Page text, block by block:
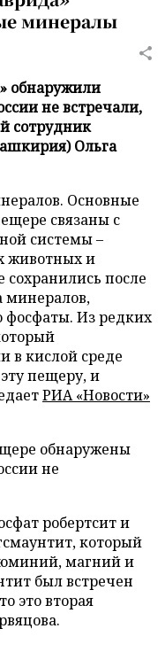
минералы
обнаружили
не встречали,
сотрудник
Ольга
Основные
связаны с
системы –
животных и
после
минералов,
фосфаты. Из редких
в кислой среде
пещеру, и
РИА «Новости»
обнаружены
не
робертсит и
который
магний и
был встречен
это вторая